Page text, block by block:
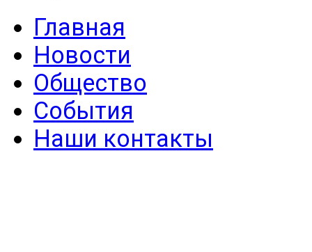
Главная
Новости
Общество
События
Наши контакты